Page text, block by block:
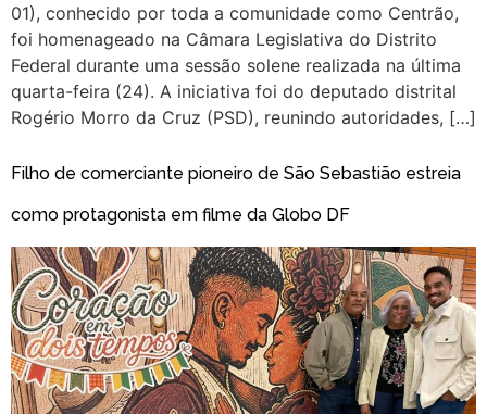
01), conhecido por toda a comunidade como Centrão,
foi homenageado na Câmara Legislativa do Distrito
Federal durante uma sessão solene realizada na última
quarta-feira (24). A iniciativa foi do deputado distrital
Rogério Morro da Cruz (PSD), reunindo autoridades, […]
Filho de comerciante pioneiro de São Sebastião estreia
como protagonista em filme da Globo DF